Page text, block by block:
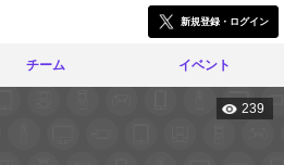
新規登録・ログイン
チーム イベント
239